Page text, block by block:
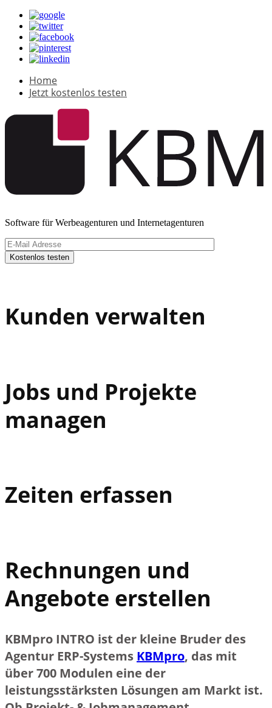
Home
Jetzt kostenlos testen
Software für Werbeagenturen und Internetagenturen
Kunden verwalten
Jobs und Projekte
managen
Zeiten erfassen
Rechnungen und
Angebote erstellen
KBMpro INTRO ist der kleine Bruder des
Agentur ERP-Systems KBMpro, das mit
über 700 Modulen eine der
leistungsstärksten Lösungen am Markt ist.